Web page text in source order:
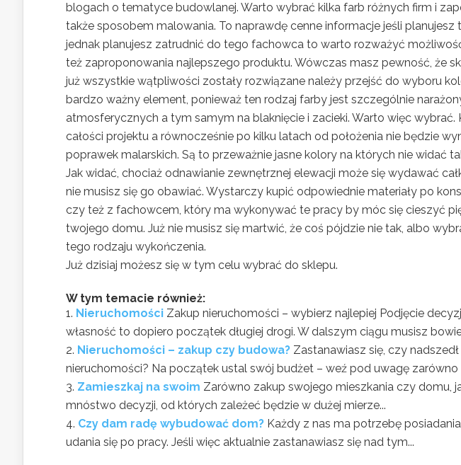
blogach o tematyce budowlanej. Warto wybrać kilka farb różnych firm i
także sposobem malowania. To naprawdę cenne informacje jeśli planujesz
jednak planujesz zatrudnić do tego fachowca to warto rozważyć
też zaproponowania najlepszego produktu. Wówczas masz pewność, że
już wszystkie wątpliwości zostały rozwiązane należy przejść do wyboru
bardzo ważny element, ponieważ ten rodzaj farby jest szczególnie
atmosferycznych a tym samym na blaknięcie i zacieki. Warto więc wybrać.
całości projektu a równocześnie po kilku latach od położenia nie będzie
poprawek malarskich. Są to przeważnie jasne kolory na których nie widać
Jak widać, chociaż odnawianie zewnętrznej elewacji może się wydawać
nie musisz się go obawiać. Wystarczy kupić odpowiednie materiały po
czy też z fachowcem, który ma wykonywać te pracy by móc się cieszyć
twojego domu. Już nie musisz się martwić, że coś pójdzie nie tak, albo
tego rodzaju wykończenia.
Już dzisiaj możesz się w tym celu wybrać do sklepu.
W tym temacie również:
Nieruchomości Zakup nieruchomości – wybierz najlepiej Podjęcie
własność to dopiero początek długiej drogi. W dalszym ciągu musisz
Nieruchomości – zakup czy budowa? Zastanawiasz się, czy
nieruchomości? Na początek ustal swój budżet – weź pod uwagę zarówno
Zamieszkaj na swoim Zarówno zakup swojego mieszkania czy domu,
mnóstwo decyzji, od których zależeć będzie w dużej mierze...
Czy dam radę wybudować dom? Każdy z nas ma potrzebę
udania się po pracy. Jeśli więc aktualnie zastanawiasz się nad tym...